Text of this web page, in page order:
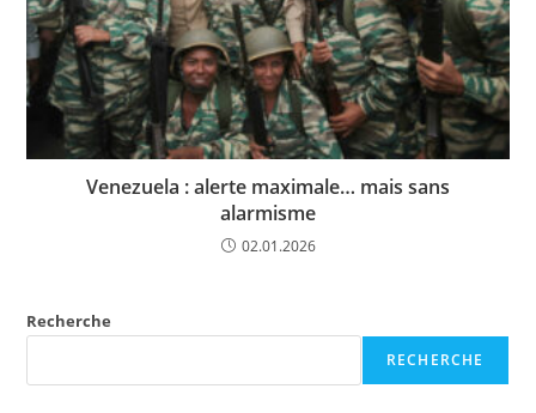
Venezuela : alerte maximale… mais sans
alarmisme
02.01.2026
Recherche
RECHERCHE